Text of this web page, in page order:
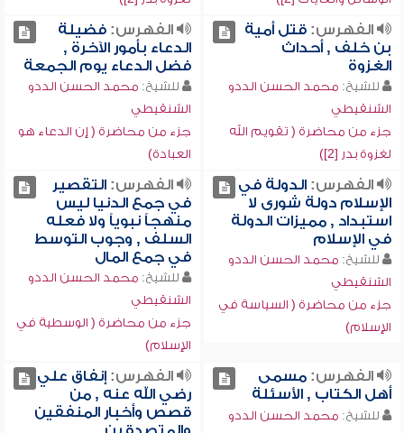
الفهرس:قتل أمية
بن خلف , أحداث
الغزوة
للشيخ: محمد الحسن الددو
الشنقيطي
جزء من محاضرة ( تقويم الله
لغزوة بدر [2])
الفهرس:فضيلة
الدعاء بأمور الآخرة ,
فضل الدعاء يوم الجمعة
للشيخ: محمد الحسن الددو
الشنقيطي
جزء من محاضرة ( إن الدعاء هو
العبادة)
الفهرس:الدولة في
الإسلام دولة شورى لا
استبداد , مميزات الدولة
في الإسلام
للشيخ: محمد الحسن الددو
الشنقيطي
جزء من محاضرة ( السياسة في
الإسلام)
الفهرس:التقصير
في جمع الدنيا ليس
منهجاً نبوياً ولا فعله
السلف , وجوب التوسط
في جمع المال
للشيخ: محمد الحسن الددو
الشنقيطي
جزء من محاضرة ( الوسطية في
الإسلام)
الفهرس:مسمى
أهل الكتاب , الأسئلة
للشيخ: محمد الحسن الددو
الفهرس:إنفاق علي
رضي الله عنه , من
قصص وأخبار المنفقين